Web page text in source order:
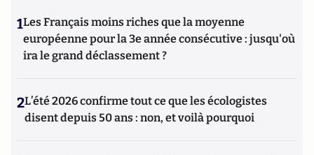
1Les Français moins riches que la moyenne
européenne pour la 3e année consécutive : jusqu'où
ira le grand déclassement ?
2L’été 2026 confirme tout ce que les écologistes
disent depuis 50 ans : non, et voilà pourquoi